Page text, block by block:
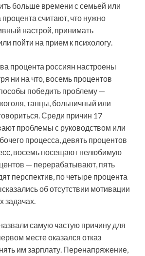
больше времени с семьей или
считают, что нужно
настрой, принимать
пойти на прием к психологу.
процента россиян настроены
ни на что, восемь процентов
победить проблему —
танцы, больничный или
Среди причин 17
проблемы с руководством или
процесса, девять процентов
восемь посещают нелюбимую
— перерабатывают, пять
перспектив, по четыре процента
об отсутствии мотивации
задачах.
самую частую причину для
месте оказался отказ
им зарплату. Перенапряжение,